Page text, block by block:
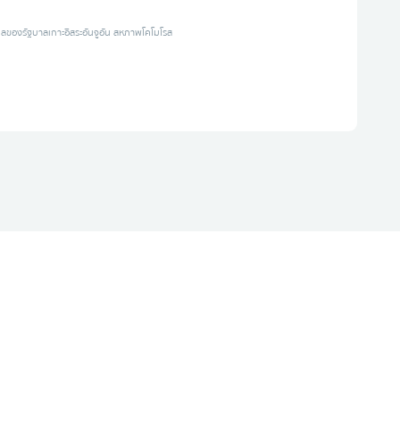
องรัฐบาลเกาะอิสระอันจูอัน สหภาพโคโมโรส